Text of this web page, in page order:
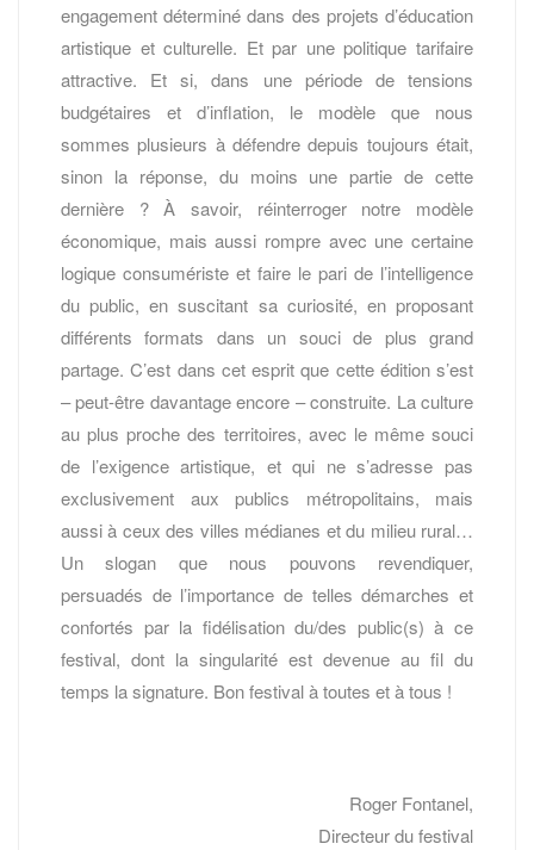
engagement déterminé dans des projets d’éducation
artistique et culturelle. Et par une politique tarifaire
attractive. Et si, dans une période de tensions
budgétaires et d’inflation, le modèle que nous
sommes plusieurs à défendre depuis toujours était,
sinon la réponse, du moins une partie de cette
dernière ? À savoir, réinterroger notre modèle
économique, mais aussi rompre avec une certaine
logique consumériste et faire le pari de l’intelligence
du public, en suscitant sa curiosité, en proposant
différents formats dans un souci de plus grand
partage. C’est dans cet esprit que cette édition s’est
– peut-être davantage encore – construite. La culture
au plus proche des territoires, avec le même souci
de l’exigence artistique, et qui ne s’adresse pas
exclusivement aux publics métropolitains, mais
aussi à ceux des villes médianes et du milieu rural…
Un slogan que nous pouvons revendiquer,
persuadés de l’importance de telles démarches et
confortés par la fidélisation du/des public(s) à ce
festival, dont la singularité est devenue au fil du
temps la signature. Bon festival à toutes et à tous !
Roger Fontanel,
Directeur du festival